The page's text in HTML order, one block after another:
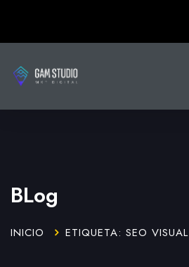
BLog
INICIO ETIQUETA: SEO VISUAL